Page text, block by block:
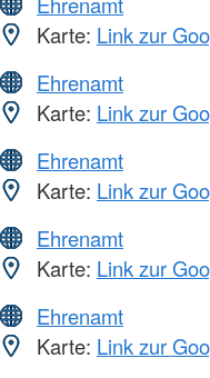
Karte: Link zur
Ehrenamt
Karte: Link zur
Ehrenamt
Karte: Link zur
Ehrenamt
Karte: Link zur
Ehrenamt
Karte: Link zur